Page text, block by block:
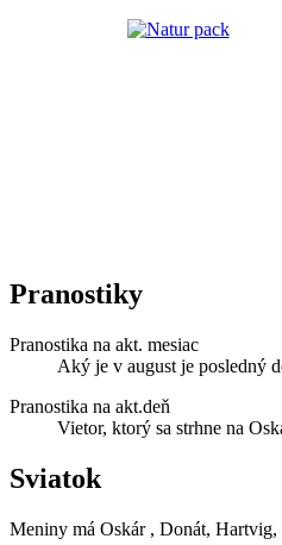
Pranostiky
Pranostika na akt. mesiac
Aký je v august je posledný
Pranostika na akt.deň
Vietor, ktorý sa strhne na
Sviatok
Meniny má Oskár , Donát,